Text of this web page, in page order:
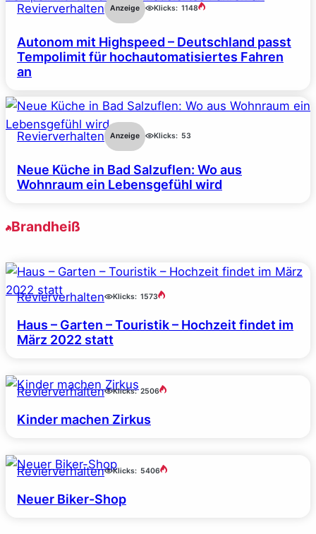
Revierverhalten Anzeige Klicks: 1148
Autonom mit Highspeed – Deutschland passt
Tempolimit für hochautomatisiertes Fahren
an
Revierverhalten Anzeige Klicks: 53
Neue Küche in Bad Salzuflen: Wo aus
Wohnraum ein Lebensgefühl wird
Brandheiß
Revierverhalten Klicks: 1573
Haus – Garten – Touristik – Hochzeit findet im
März 2022 statt
Revierverhalten Klicks: 2506
Kinder machen Zirkus
Revierverhalten Klicks: 5406
Neuer Biker-Shop